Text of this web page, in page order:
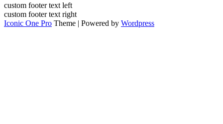
custom footer text left
custom footer text right
Iconic One Pro Theme | Powered by Wordpress